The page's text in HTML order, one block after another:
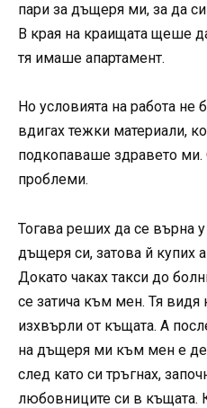
пари за дъщеря ми, за да
В края на краищата щеше
тя имаше апартамент.
Но условията на работа не
вдигах тежки материали,
подкопаваше здравето
проблеми.
Тогава реших да се върна
дъщеря си, затова й купих
Докато чаках такси до
се затича към мен. Тя
изхвърли от къщата. А
на дъщеря ми към мен е
след като си тръгнах,
любовниците си в къщата.